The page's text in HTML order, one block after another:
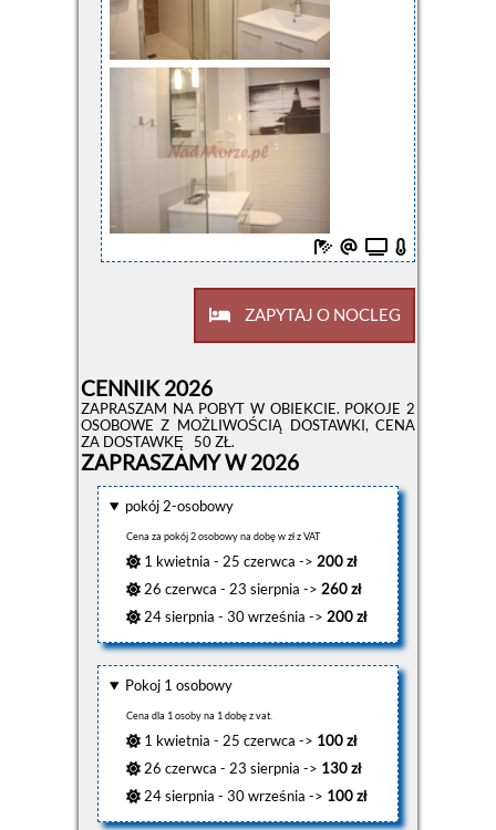
ZAPYTAJ O NOCLEG
CENNIK 2026
ZAPRASZAM NA POBYT W OBIEKCIE. POKOJE 2
OSOBOWE Z MOŻLIWOŚCIĄ DOSTAWKI, CENA
ZA DOSTAWKĘ 50 ZŁ.
ZAPRASZAMY W 2026
pokój 2-osobowy
Cena za pokój 2 osobowy na dobę w zł z VAT
1 kwietnia - 25 czerwca -> 200 zł
26 czerwca - 23 sierpnia -> 260 zł
24 sierpnia - 30 września -> 200 zł
Pokoj 1 osobowy
Cena dla 1 osoby na 1 dobę z vat.
1 kwietnia - 25 czerwca -> 100 zł
26 czerwca - 23 sierpnia -> 130 zł
24 sierpnia - 30 września -> 100 zł